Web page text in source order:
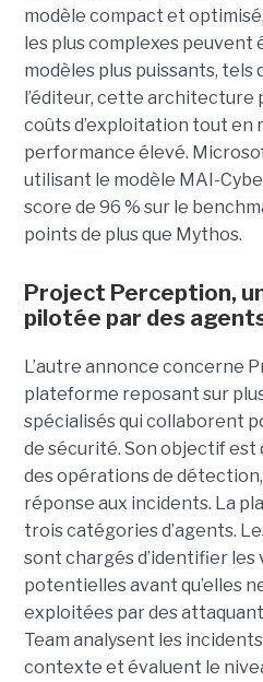
modèle compact et
les plus complexes peuvent
modèles plus puissants, tels
l’éditeur, cette architecture
coûts d’exploitation tout en
performance élevé.
utilisant le modèle MAI-
score de 96 % sur le
points de plus que Mythos.
Project Perception,
pilotée par des
L’autre annonce concerne
plateforme reposant sur
spécialisés qui collaborent
de sécurité. Son objectif est
des opérations de
réponse aux incidents. La
trois catégories d’agents.
sont chargés d’identifier
potentielles avant qu’elles
exploitées par des
Team analysent les
contexte et évaluent le